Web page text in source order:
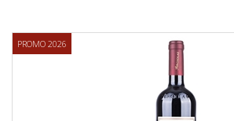
PROMO 2026